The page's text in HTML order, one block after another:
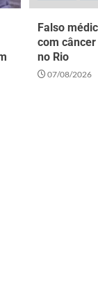
Falso
com
no Rio
07/08/2026